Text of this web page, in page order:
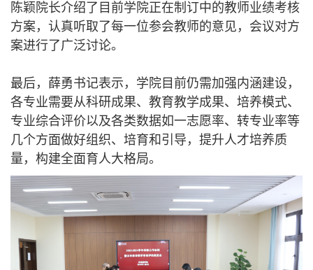
陈颖院长介绍了目前学院正在制订中的教师业绩考核
方案，认真听取了每一位参会教师的意见，会议对方
案进行了广泛讨论。
最后，薛勇书记表示，学院目前仍需加强内涵建设，
各专业需要从科研成果、教育教学成果、培养模式、
专业综合评价以及各类数据如一志愿率、转专业率等
几个方面做好组织、培育和引导，提升人才培养质
量，构建全面育人大格局。